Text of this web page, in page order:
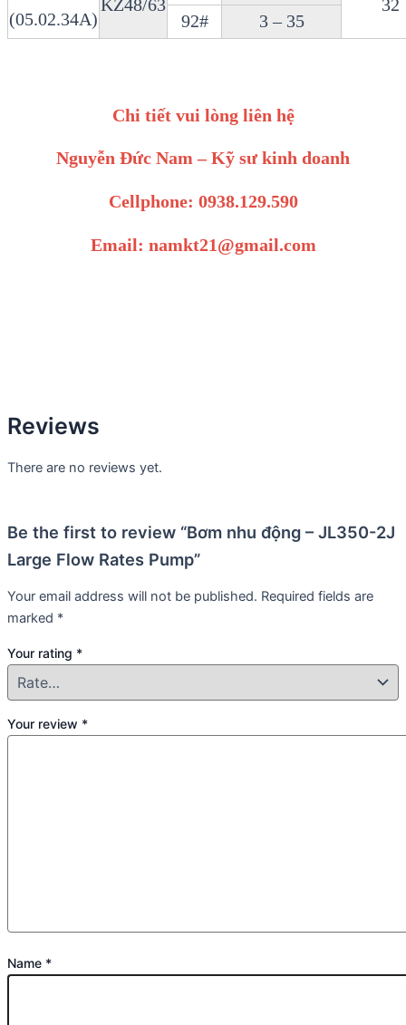
(05.02.34A)
KZ48/63
32
92#
3 – 35
Chi tiết vui lòng liên hệ
Nguyễn Đức Nam – Kỹ sư kinh doanh
Cellphone: 0938.129.590
Email: namkt21@gmail.com
Reviews
There are no reviews yet.
Be the first to review “Bơm nhu động – JL350-2J
Large Flow Rates Pump”
Your email address will not be published. Required fields are
marked *
Your rating *
Your review *
Name *